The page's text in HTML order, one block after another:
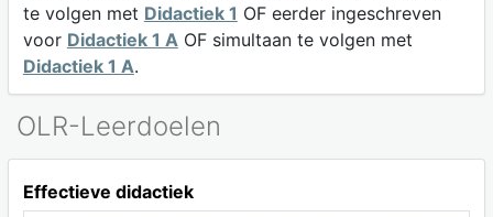
te volgen met Didactiek 1 OF eerder ingeschreven
voor Didactiek 1 A OF simultaan te volgen met
Didactiek 1 A.
OLR-Leerdoelen
Effectieve didactiek